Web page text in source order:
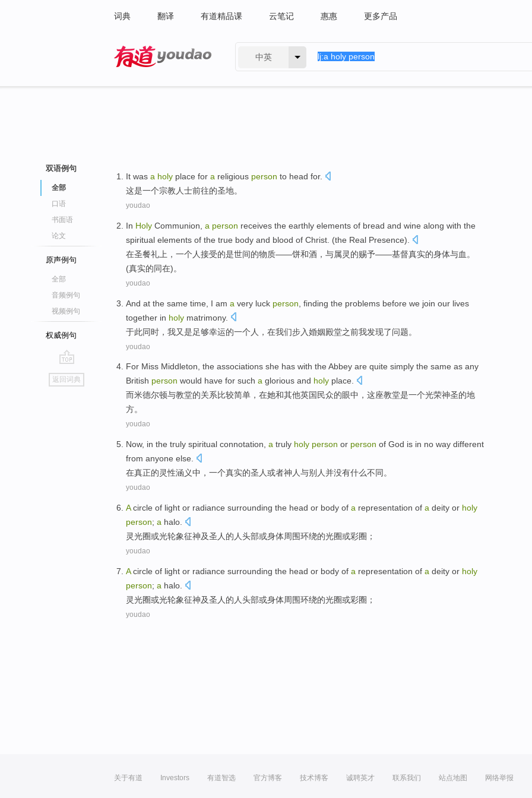
词典 翻译 有道精品课 云笔记 惠惠 更多产品
中英
双语例句
全部
口语
书面语
论文
原声例句
全部
音频例句
视频例句
权威例句
go
top
返回词典
It was a holy place for a religious person to head for.
这是一个宗教 人士前往的圣地。
youdao
In Holy Communion a person receives the earthly elements of bread and wine along with the
spiritual elements of the true body and blood of Christ . (the Real Presence).
在圣餐礼上， 一个 人接受的是世间的物质——饼和酒 ， 与属灵的赐予——基督真实的身体与血 。
(真实的同在)。
youdao
And at the same time I am a very luck person finding the problems before we join our lives
together in holy matrimony.
于此同时 ， 我又是足够幸运的一个 人 ，在我们步入婚姻殿堂之前我发现了问题。
youdao
For Miss Middleton, the associations she has with the Abbey are quite simply the same as any
British person would have for such a glorious and holy place.
而米德尔顿与教堂的关系比较简单 ， 在她和其他英国民众的眼中，这座教堂是一个光荣神圣的地
方。
youdao
Now, in the truly spiritual connotation a truly holy person or person of God is in no way different
from anyone else
在真正的灵性涵义中， 一个真实的圣人或者神人与别人 并没有什么不同 。
youdao
Acircle of light or radiance surrounding the head or body of a representation of a deity or holy
person; a halo.
灵光圈或光轮象征神及圣人 的 人头部或身体周围环绕的光圈或彩圈；
youdao
Acircle of light or radiance surrounding the head or body of a representation of a deity or holy
person; a halo.
灵光圈或光轮象征神及圣人 的 人头部或身体周围环绕的光圈或彩圈；
youdao
关于有道 Investors 有道智选 官方博客 技术博客 诚聘英才 联系我们 站点地图 网络举报